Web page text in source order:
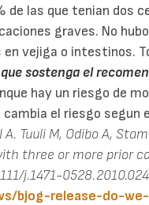
de las que tenian dos
graves. No
vejiga o intestinos.
sostenga el
hay un riesgo de
el riesgo segun
A. Tuuli M, Odibo A,
three or more prior
j.1471-
bjog-release-do-